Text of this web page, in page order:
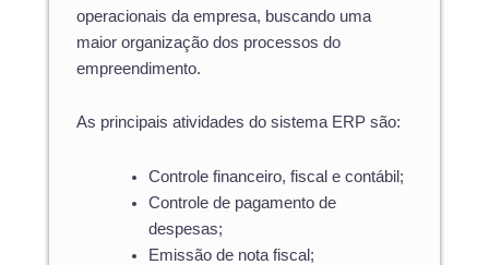
operacionais da empresa, buscando uma
maior organização dos processos do
empreendimento.
As principais atividades do sistema ERP são:
Controle financeiro, fiscal e contábil;
Controle de pagamento de
despesas;
Emissão de nota fiscal;